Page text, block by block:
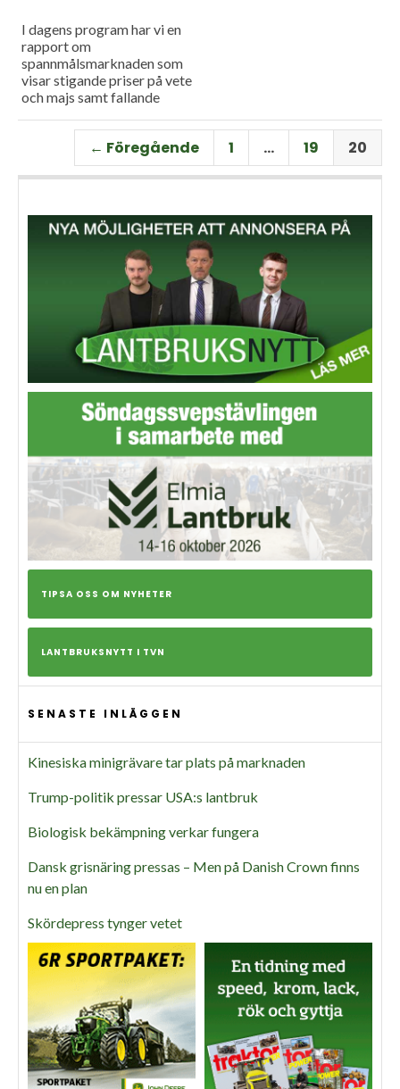
I dagens program har vi en
rapport om
spannmålsmarknaden som
visar stigande priser på vete
och majs samt fallande
premiär för vårt
måndagsprogram med en
längre intervju med Erik
Stjerndahl vd för HIR Skåne,
fältdagar.
← Föregående 1 … 19 20
TIPSA OSS OM NYHETER
LANTBRUKSNYTT I TVN
SENASTE INLÄGGEN
Kinesiska minigrävare tar plats på marknaden
Trump-politik pressar USA:s lantbruk
Biologisk bekämpning verkar fungera
Dansk grisnäring pressas – Men på Danish Crown finns
nu en plan
Skördepress tynger vetet